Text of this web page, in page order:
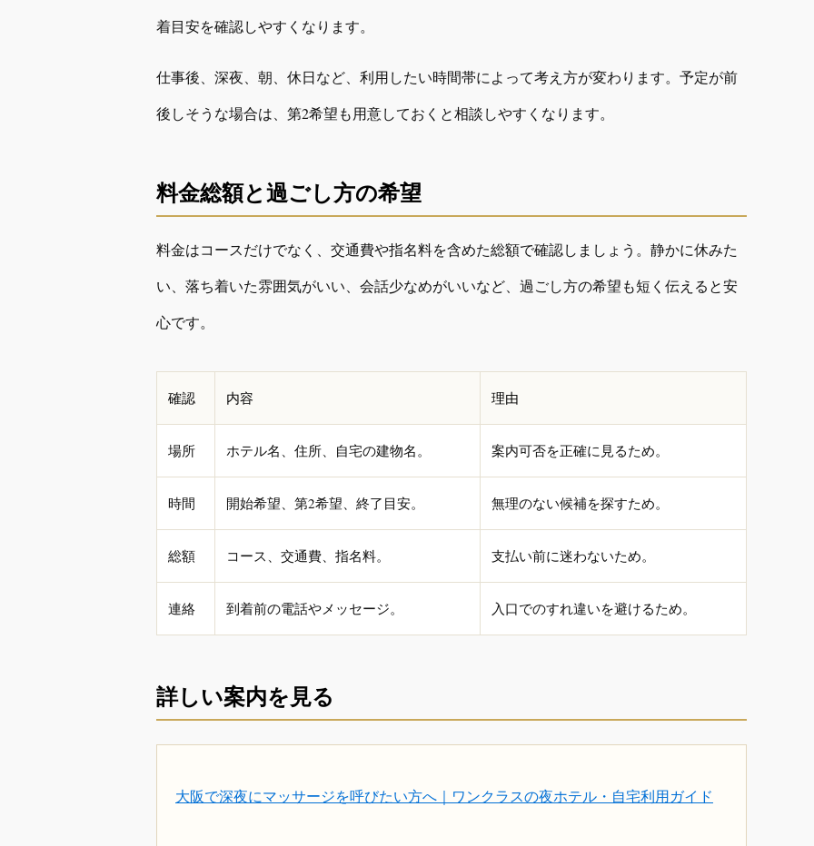
着目安を確認しやすくなります。
仕事後、深夜、朝、休日など、利用したい時間帯によって考え方が変わります。予定が前
後しそうな場合は、第2希望も用意しておくと相談しやすくなります。
料金総額と過ごし方の希望
料金はコースだけでなく、交通費や指名料を含めた総額で確認しましょう。静かに休みた
い、落ち着いた雰囲気がいい、会話少なめがいいなど、過ごし方の希望も短く伝えると安
心です。
確認 内容 理由
場所 ホテル名、住所、自宅の建物名。 案内可否を正確に見るため。
時間 開始希望、第2希望、終了目安。 無理のない候補を探すため。
総額 コース、交通費、指名料。 支払い前に迷わないため。
連絡 到着前の電話やメッセージ。 入口でのすれ違いを避けるため。
詳しい案内を見る
大阪で深夜にマッサージを呼びたい方へ｜ワンクラスの夜ホテル・自宅利用ガイド